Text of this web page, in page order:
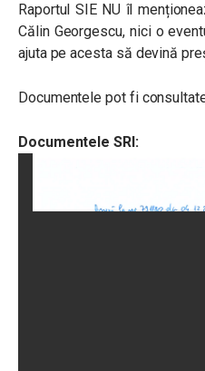
Raportul SIE NU îl
Călin Georgescu, nici o
ajuta pe acesta să devină
Documentele pot fi
Documentele SRI: